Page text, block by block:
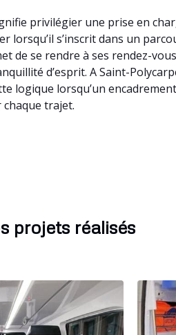
privilégier une prise en
s’inscrit dans un
de se rendre à ses rendez-
d’esprit. A Saint-
logique lorsqu’un
trajet.
projets réalisés